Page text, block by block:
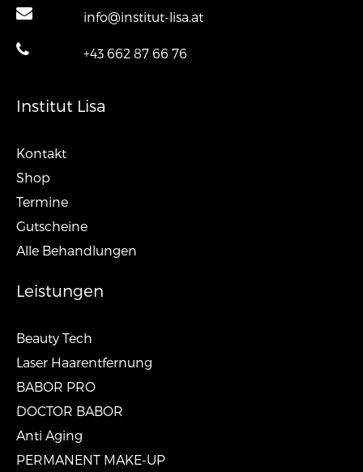
info@institut-lisa.at
+43 662 87 66 76
Institut Lisa
Kontakt
Shop
Termine
Gutscheine
Alle Behandlungen
Leistungen
Beauty Tech
Laser Haarentfernung
BABOR PRO
DOCTOR BABOR
Anti Aging
PERMANENT MAKE-UP